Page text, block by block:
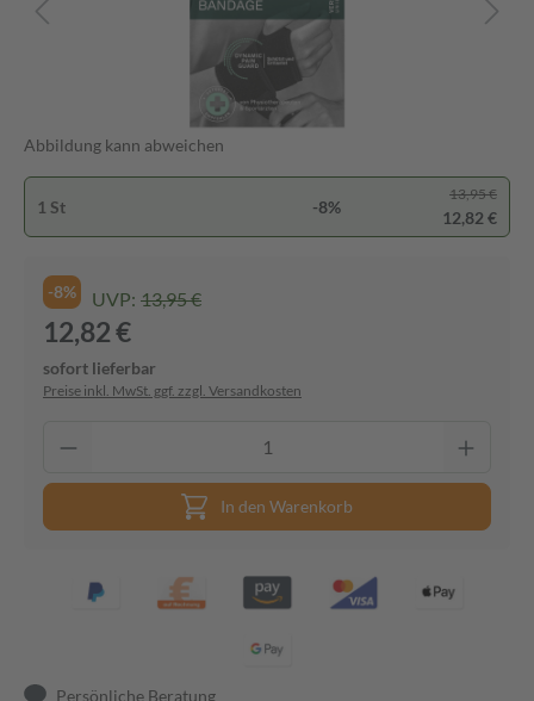
Abbildung kann abweichen
1 St -8%
13,95 €
12,82 €
-8% UVP: 13,95 €
12,82 €
sofort lieferbar
Preise inkl. MwSt. ggf. zzgl. Versandkosten
In den Warenkorb
Persönliche Beratung